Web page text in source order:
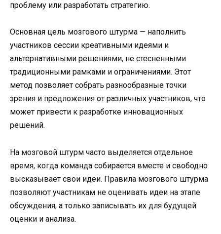
проблему или разработать стратегию.
Основная цель мозгового штурма — наполнить
участников сессии креативными идеями и
альтернативными решениями, не стесненными
традиционными рамками и ограничениями. Этот
метод позволяет собрать разнообразные точки
зрения и предложения от различных участников, что
может привести к разработке инновационных
решений.
На мозговой штурм часто выделяется отдельное
время, когда команда собирается вместе и свободно
высказывает свои идеи. Правила мозгового штурма
позволяют участникам не оценивать идеи на этапе
обсуждения, а только записывать их для будущей
оценки и анализа.